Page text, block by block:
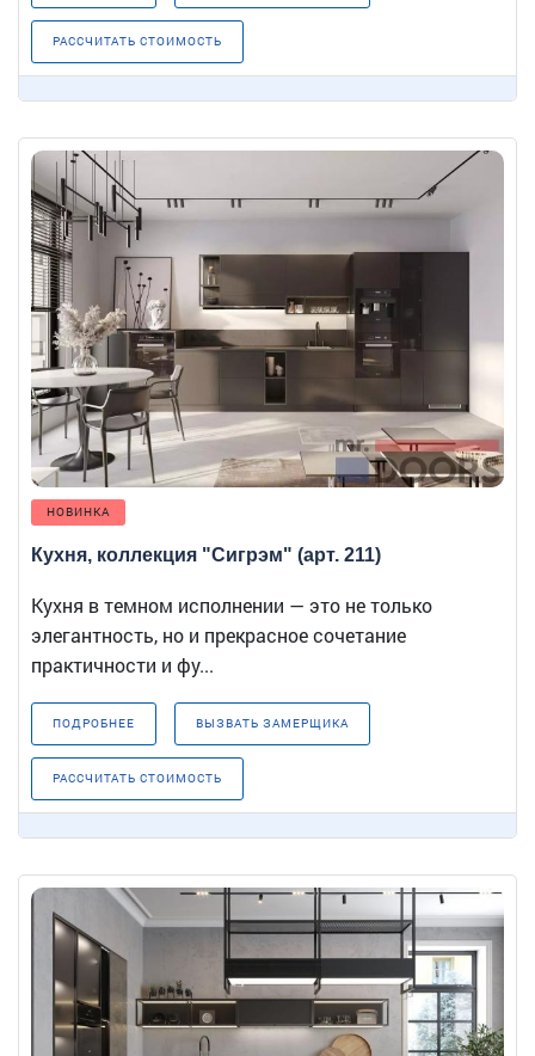
РАССЧИТАТЬ СТОИМОСТЬ
НОВИНКА
Кухня, коллекция "Сигрэм" (арт. 211)
Кухня в темном исполнении — это не только
элегантность, но и прекрасное сочетание
практичности и фу...
ПОДРОБНЕЕ ВЫЗВАТЬ ЗАМЕРЩИКА
РАССЧИТАТЬ СТОИМОСТЬ